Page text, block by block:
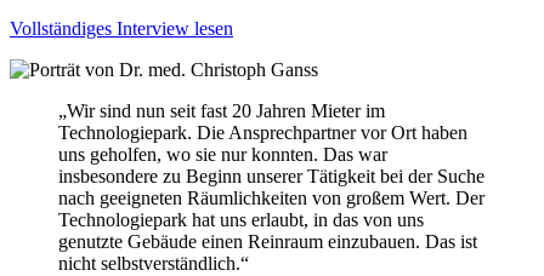
Vollständiges Interview lesen
„Wir sind nun seit fast 20 Jahren Mieter im
Technologiepark. Die Ansprechpartner vor Ort haben
uns geholfen, wo sie nur konnten. Das war
insbesondere zu Beginn unserer Tätigkeit bei der Suche
nach geeigneten Räumlichkeiten von großem Wert. Der
Technologiepark hat uns erlaubt, in das von uns
genutzte Gebäude einen Reinraum einzubauen. Das ist
nicht selbstverständlich.“